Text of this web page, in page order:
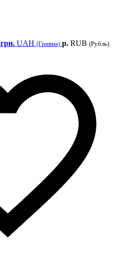
грн. UAH (Гривна) р. RUB (Рубль)